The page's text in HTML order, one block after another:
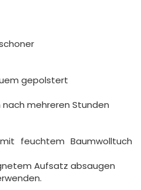
gepolstert
mehreren Stunden
feuchtem Baumwolltuch
Aufsatz absaugen